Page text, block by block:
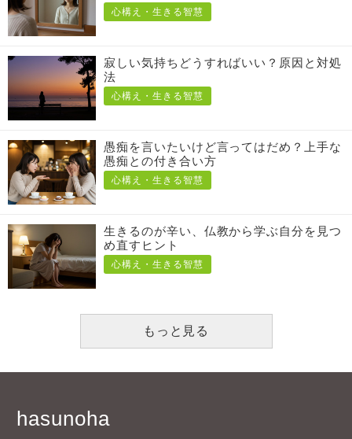
心構え・生きる智慧
寂しい気持ちどうすればいい？原因と対処
法
心構え・生きる智慧
愚痴を言いたいけど言ってはだめ？上手な
愚痴との付き合い方
心構え・生きる智慧
生きるのが辛い、仏教から学ぶ自分を見つ
め直すヒント
心構え・生きる智慧
もっと見る
hasunoha